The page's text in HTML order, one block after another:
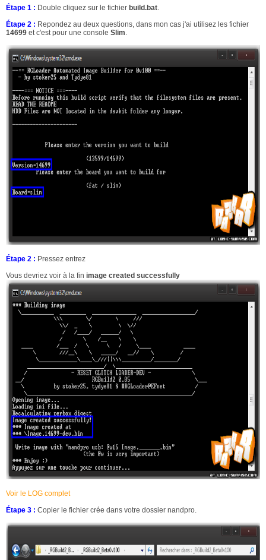
Étape 1 : Double cliquez sur le fichier build.bat.
Étape 2 : Repondez au deux questions, dans mon cas j'ai utilisez les fichier
14699 et c'est pour une console Slim.
Étape 2 : Pressez entrez
Vous devriez voir à la fin image created successfully
Voir le LOG complet
Étape 3 : Copier le fichier crée dans votre dossier nandpro.